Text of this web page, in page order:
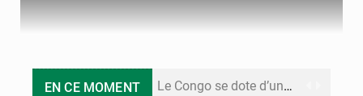
EN CE MOMENT Le Congo se dote d’un programme national pour valoriser les produits forestiers non ligneux